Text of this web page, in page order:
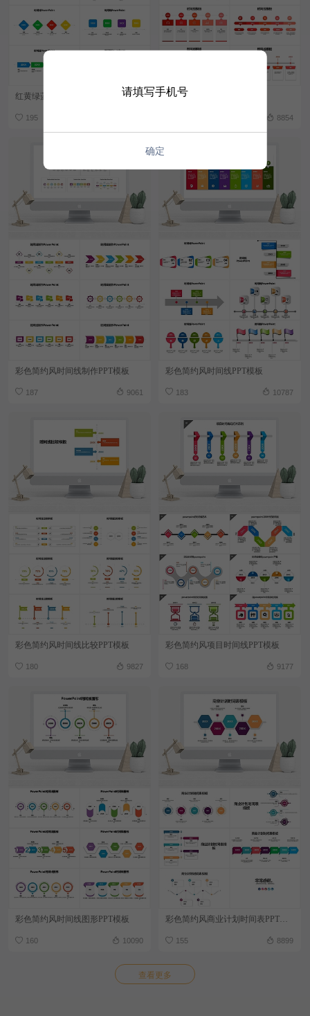
红黄绿蓝简约风时间线PPT模板
195
红色简约风时间线PPT模板
8854
彩色简约风时间线制作PPT模板
187 9061
彩色简约风时间线PPT模板
183 10787
彩色简约风时间线比较PPT模板
180 9827
彩色简约风项目时间线PPT模板
168 9177
彩色简约风时间线图形PPT模板
160 10090
彩色简约风商业计划时间表PPT模板
155 8899
查看更多
请填写手机号
确定